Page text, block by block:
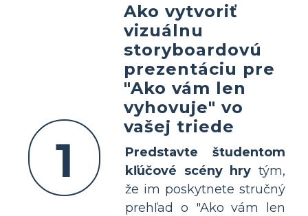
1
Ako vytvoriť
vizuálnu
storyboardovú
prezentáciu pre
"Ako vám len
vyhovuje" vo
vašej triede
Predstavte študentom
kľúčové scény hry tým,
že im poskytnete stručný
prehľad o "Ako vám len